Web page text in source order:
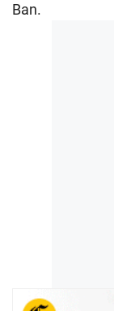
Ban.